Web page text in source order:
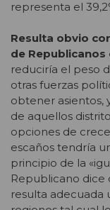
representa el
Resulta obvio
de
reduciría el peso
otras fuerzas
obtener asientos,
de aquellos
opciones de
escaños tendría
principio de la
Republicano dice
resulta adecuada